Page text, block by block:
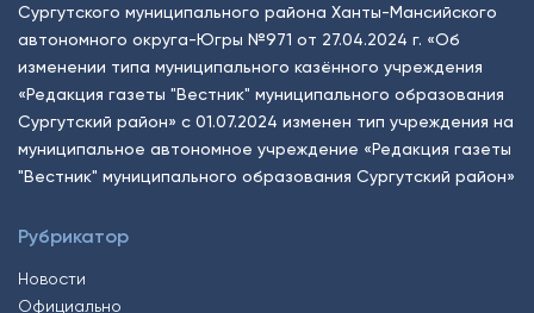
Сургутского муниципального района Ханты-Мансийского
автономного округа-Югры №971 от 27.04.2024 г. «Об
изменении типа муниципального казённого учреждения
«Редакция газеты "Вестник" муниципального образования
Сургутский район» с 01.07.2024 изменен тип учреждения на
муниципальное автономное учреждение «Редакция газеты
"Вестник" муниципального образования Сургутский район»
Рубрикатор
Новости
Официально